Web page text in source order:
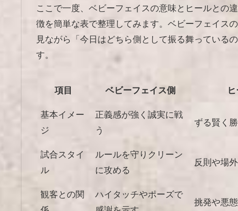
ここで一度、ベビーフェイスの意味とヒールとの
徴を簡単な表で整理してみます。ベビーフェイス
見ながら「今日はどちら側として振る舞っている
す。
項目 ベビーフェイス側
基本イメー
ジ
正義感が強く誠実に戦
う
ずる賢く
試合スタイ
ル
ルールを守りクリーン
に攻める
反則や場
観客との関
ハイタッチやポーズで
挑発や悪